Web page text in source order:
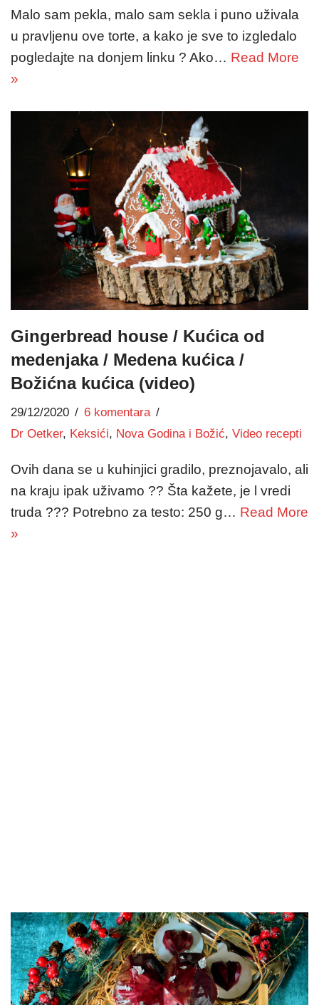
Malo sam pekla, malo sam sekla i puno uživala
u pravljenu ove torte, a kako je sve to izgledalo
pogledajte na donjem linku ? Ako… Read More
»
Gingerbread house / Kućica od
medenjaka / Medena kućica /
Božićna kućica (video)
29/12/2020
6 komentara
Dr Oetker, Keksići, Nova Godina i Božić, Video recepti
Ovih dana se u kuhinjici gradilo, preznojavalo, ali
na kraju ipak uživamo ?? Šta kažete, je l vredi
truda ??? Potrebno za testo: 250 g… Read More
»